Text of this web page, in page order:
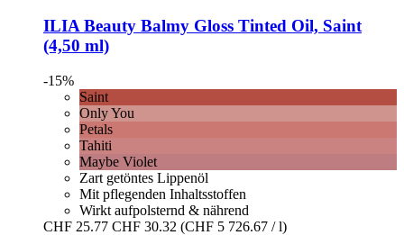
ILIA Beauty Balmy Gloss Tinted Oil, Saint
(4,50 ml)
-15%
Saint
Only You
Petals
Tahiti
Maybe Violet
Zart getöntes Lippenöl
Mit pflegenden Inhaltsstoffen
Wirkt aufpolsternd & nährend
CHF 25.77 CHF 30.32 (CHF 5 726.67 / l)